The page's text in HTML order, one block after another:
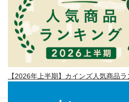
【2026年上半期】カインズ人気商品